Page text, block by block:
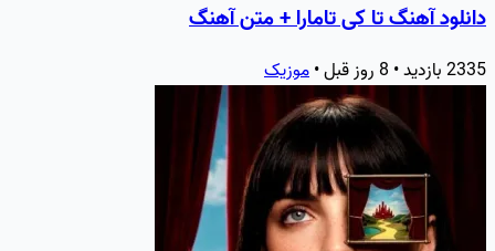
دانلود آهنگ تا کی تامارا + متن آهنگ
2335 بازدید • 8 روز قبل • موزیک